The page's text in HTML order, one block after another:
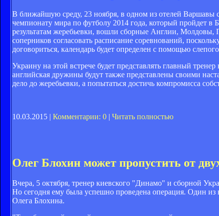
В ближайшую среду, 23 ноября, в одном из отелей Варшавы
чемпионату мира по футболу 2014 года, который пройдет в
результатам жеребьевки, вошли сборные Англии,
соперников согласовать расписание соревнований,
договориться, календарь будет определен с помощью
Украину на этой встрече будет представлять главный
английская дружины будут также представлены своими
дело до жеребьевки, а попытаться достичь компромисса
10.03.2015 | Комментарии: 0 | Читать полностью
Олег Блохин может пропустить от
Вчера, 5 октября, тренер киевского "Динамо" и сборной
Но сегодня ему была успешно проведена операция. Один из
Олега Блохина.